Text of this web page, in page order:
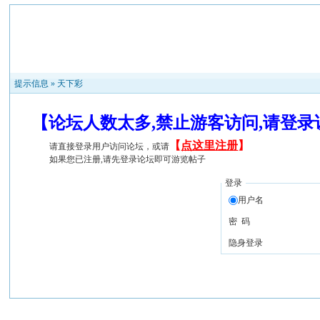
提示信息 » 天下彩
【论坛人数太多,禁止游客访问,请登
请直接登录用户访问论坛，或请 【 点这里注册】
如果您已注册,请先登录论坛即可游览帖子
登录
用户名
密 码
隐身登录